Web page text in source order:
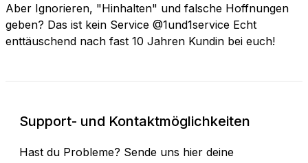
Aber Ignorieren, "Hinhalten" und falsche Hoffnungen
geben? Das ist kein Service @1und1service Echt
enttäuschend nach fast 10 Jahren Kundin bei euch!
Support- und Kontaktmöglichkeiten
Hast du Probleme? Sende uns hier deine